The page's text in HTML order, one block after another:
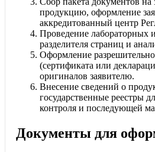
продукцию, оформление
аккредитованный центр
Проведение лабораторных
разделителя страниц и
Оформление
(сертификата или
оригиналов заявителю.
Внесение сведений о
государственные реестры
контроля и последующей
Документы для